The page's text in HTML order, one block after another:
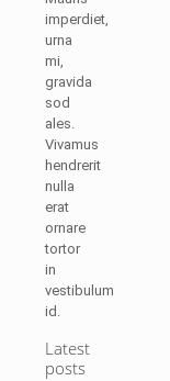
imperdiet,
urna
mi,
gravida
sod
ales.
Vivamus
hendrerit
nulla
erat
ornare
tortor
in
vestibulum
id.
Latest
posts